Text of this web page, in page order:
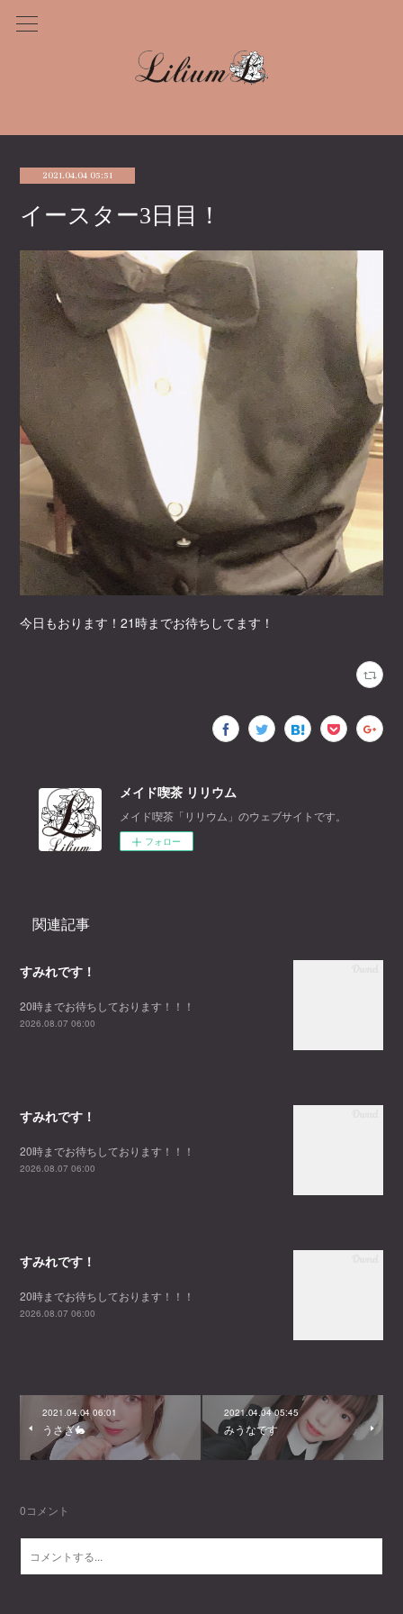
2021.04.04 05:51
イースター3日目！
今日もおります！21時までお待ちしてます！
メイド喫茶 リリウム
メイド喫茶「リリウム」のウェブサイトです。
フォロー
関連記事
すみれです！
20時までお待ちしております！！！
2026.08.07 06:00
すみれです！
20時までお待ちしております！！！
2026.08.07 06:00
すみれです！
20時までお待ちしております！！！
2026.08.07 06:00
2021.04.04 06:01
うさぎ🐇
2021.04.04 05:45
みうなです
0コメント